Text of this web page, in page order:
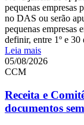
pequenas empresas
no DAS ou serão
pequenas empresas
definir, entre 1º e 30
Leia mais
05/08/2026
CCM
Receita e
documentos